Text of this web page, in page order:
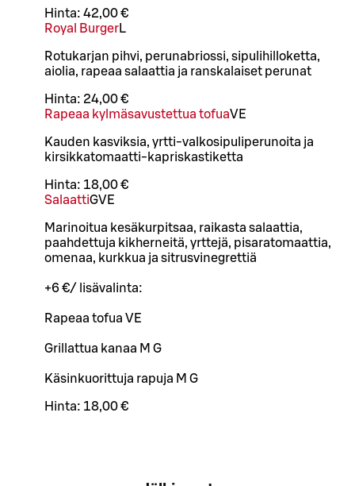
Hinta: 42,00 €
Royal BurgerL
Rotukarjan pihvi, perunabriossi, sipulihilloketta,
aiolia, rapeaa salaattia ja ranskalaiset perunat
Hinta: 24,00 €
Rapeaa kylmäsavustettua tofuaVE
Kauden kasviksia, yrtti-valkosipuliperunoita ja
kirsikkatomaatti-kapriskastiketta
Hinta: 18,00 €
SalaattiGVE
Marinoitua kesäkurpitsaa, raikasta salaattia,
paahdettuja kikherneitä, yrttejä, pisaratomaattia,
omenaa, kurkkua ja sitrusvinegrettiä
+6 €/ lisävalinta:
Rapeaa tofua VE
Grillattua kanaa M G
Käsinkuorittuja rapuja M G
Hinta: 18,00 €